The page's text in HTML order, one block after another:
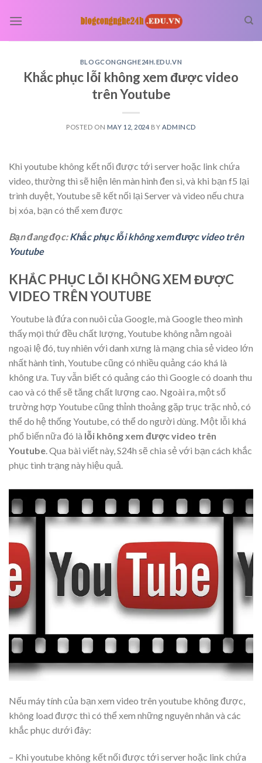
BLOGCONGNGHE24H.EDU.VN
Khắc phục lỗi không xem được video
trên Youtube
POSTED ON MAY 12, 2024 BY ADMINCD
Khi youtube không kết nối được tới server hoặc link chứa
video, thường thì sẽ hiện lên màn hình đen sì, và khi bạn f5 lại
trình duyệt, Youtube sẽ kết nối lại Server và video nếu chưa
bị xóa, bạn có thể xem được
Bạn đang đọc:Khắc phục lỗi không xem được video trên
Youtube
KHẮC PHỤC LỖI KHÔNG XEM ĐƯỢC
VIDEO TRÊN YOUTUBE
Youtube là đứa con nuôi của Google, mà Google theo mình
thấy mọi thứ đều chất lượng, Youtube không nằm ngoài
ngoại lệ đó, tuy nhiên với danh xưng là mạng chia sẻ video lớn
nhất hành tinh, Youtube cũng có nhiều quảng cáo khá là
không ưa. Tuy vẫn biết có quảng cáo thì Google có doanh thu
cao và có thể sẽ tăng chất lượng cao. Ngoài ra, một số
trường hợp Youtube cũng thỉnh thoảng gặp trục trặc nhỏ, có
thể do hệ thống Youtube, có thể do người dùng. Một lỗi khá
phổ biến nữa đó là lỗi không xem được video trên
Youtube. Qua bài viết này, S24h sẽ chia sẻ với bạn cách khắc
phục tình trạng này hiệu quả.
Nếu máy tính của bạn xem video trên youtube không được,
không load được thì có thể xem những nguyên nhân và các
khắc phục dưới đây:
– Khi youtube không kết nối được tới server hoặc link chứa